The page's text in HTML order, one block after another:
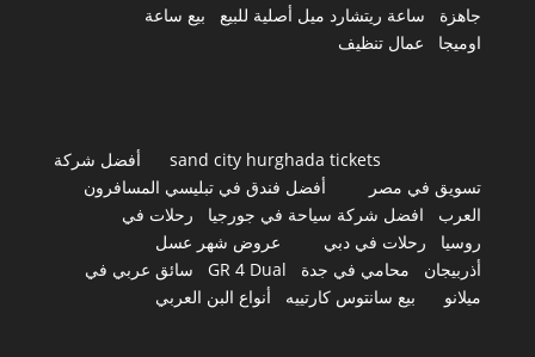
جاهزة
ساعة ريتشارد ميل أصلية للبيع
بيع ساعة
اوميجا
عمال تنظيف
sand city hurghada tickets
أفضل شركة
تسويق في مصر
أفضل فندق في تبليسي المسافرون
العرب
افضل شركة سياحة في جورجيا
رحلات في
روسيا
رحلات في دبي
عروض شهر عسل
أذربيجان
محامي في جدة GR 4 Dual
سائق عربي في
ميلانو
بيع سانتوس كارتييه أنواع البن العربي